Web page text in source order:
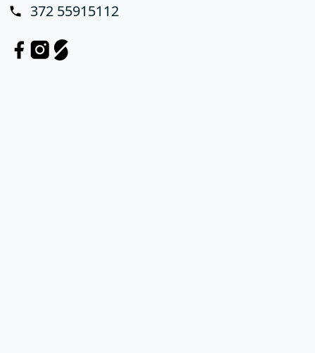
372 55915112